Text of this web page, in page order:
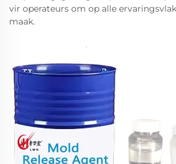
vir operateurs om op alle
maak.